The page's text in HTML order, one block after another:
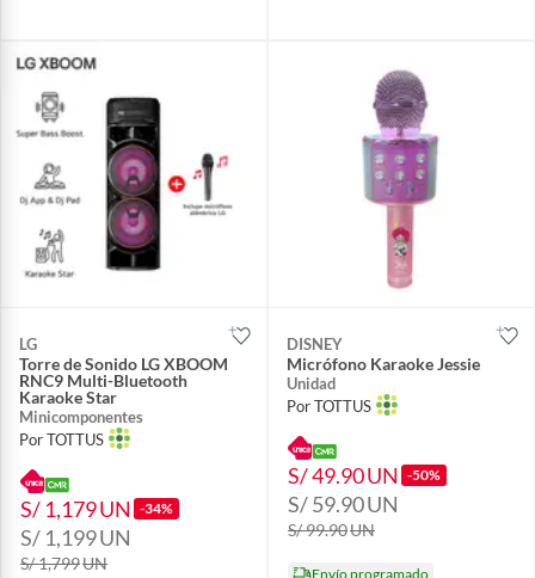
LG
Torre de Sonido LG XBOOM
RNC9 Multi-Bluetooth
Karaoke Star
Minicomponentes
Por TOTTUS
S/ 1,179UN -34%
S/ 1,199UN
S/ 1,799UN
DISNEY
Micrófono Karaoke Jessie
Unidad
Por TOTTUS
S/ 49.90UN -50%
S/ 59.90UN
S/ 99.90UN
Envío programado